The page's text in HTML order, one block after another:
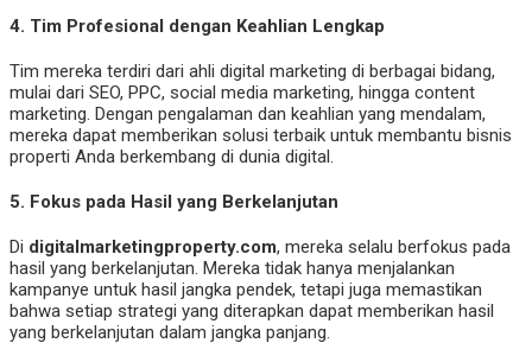
4. Tim Profesional dengan Keahlian Lengkap
Tim mereka terdiri dari ahli digital marketing di berbagai bidang,
mulai dari SEO, PPC, social media marketing, hingga content
marketing. Dengan pengalaman dan keahlian yang mendalam,
mereka dapat memberikan solusi terbaik untuk membantu bisnis
properti Anda berkembang di dunia digital.
5. Fokus pada Hasil yang Berkelanjutan
Di digitalmarketingproperty.com, mereka selalu berfokus pada
hasil yang berkelanjutan. Mereka tidak hanya menjalankan
kampanye untuk hasil jangka pendek, tetapi juga memastikan
bahwa setiap strategi yang diterapkan dapat memberikan hasil
yang berkelanjutan dalam jangka panjang.